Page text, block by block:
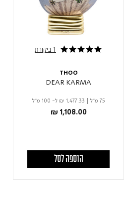
5.0 star rating 1 ביקורת
THOO
DEAR KARMA
75 מ"ל ₪ 1,477.33 ל- 100 מ"ל
₪ 1,108.00
הוספה לסל